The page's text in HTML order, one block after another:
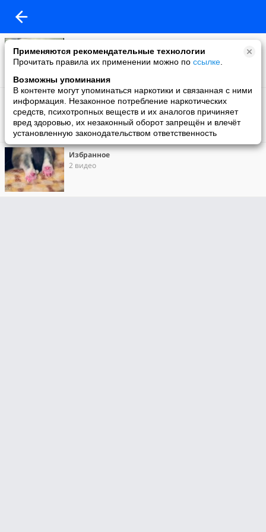
Применяются рекомендательные технологии
Прочитать правила их применении можно по ссылке
Возможны упоминания
В контенте могут упоминаться наркотики и связанная с ними
информация. Незаконное потребление наркотических
средств, психотропных веществ и их аналогов причиняет
вред здоровью, их незаконный оборот запрещён и влечёт
установленную законодательством ответственность
801 видео
[ссылка]
0 видео
Избранное
2 видео